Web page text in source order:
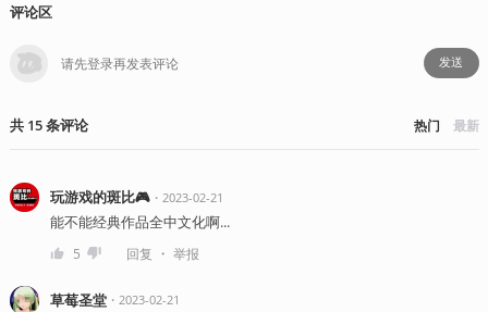
评论区
发送
共 15条评论 热门 最新
玩游戏的斑比🎮・ 2023-02-21
能不能经典作品全中文化啊...
5 回复 ・ 举报
草莓圣堂・ 2023-02-21